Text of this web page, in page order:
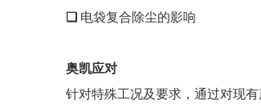
❏ 电袋复合除尘的影响
奥凯应对
针对特殊工况及要求，通过对现